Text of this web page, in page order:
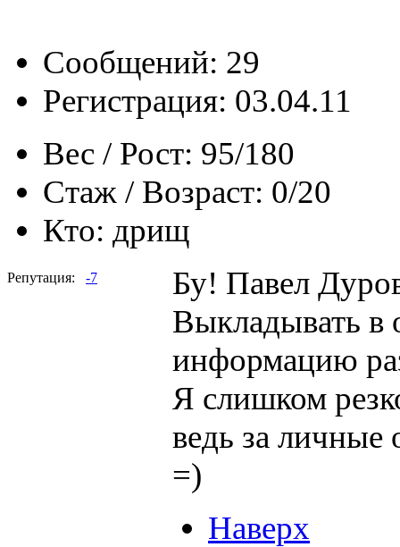
Сообщений: 29
Регистрация: 03.04.11
Вес / Рост: 95/180
Стаж / Возраст: 0/20
Кто: дрищ
Репутация: -7
Бу! Павел
Выкладывать
информацию
Я слишком
ведь за личные
=)
Наверх